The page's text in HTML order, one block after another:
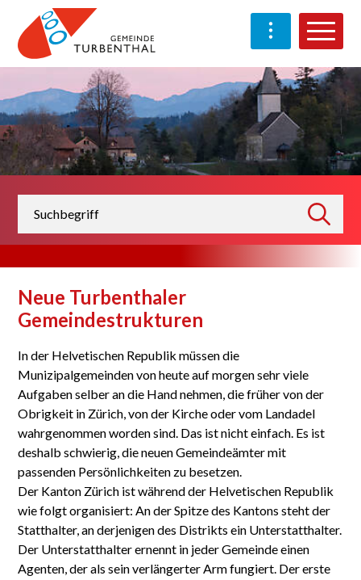
Navigieren in
Schnellnavigation
suchen
Neue Turbenthaler
Gemeindestrukturen
In der Helvetischen Republik müssen die
Munizipalgemeinden von heute auf morgen sehr viele
Aufgaben selber an die Hand nehmen, die früher von der
Obrigkeit in Zürich, von der Kirche oder vom Landadel
wahrgenommen worden sind. Das ist nicht einfach. Es ist
deshalb schwierig, die neuen Gemeindeämter mit
passenden Persönlichkeiten zu besetzen.
Der Kanton Zürich ist während der Helvetischen Republik
wie folgt organisiert: An der Spitze des Kantons steht der
Statthalter, an derjenigen des Distrikts ein Unterstatthalter.
Der Unterstatthalter ernennt in jeder Gemeinde einen
Agenten, der als sein verlängerter Arm fungiert. Der erste